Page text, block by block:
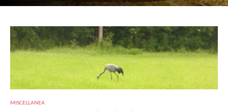
MISCELLANEA